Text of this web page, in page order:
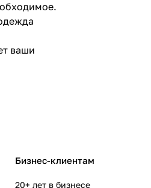
ваши
Бизнес-клиентам
20+ лет в бизнесе